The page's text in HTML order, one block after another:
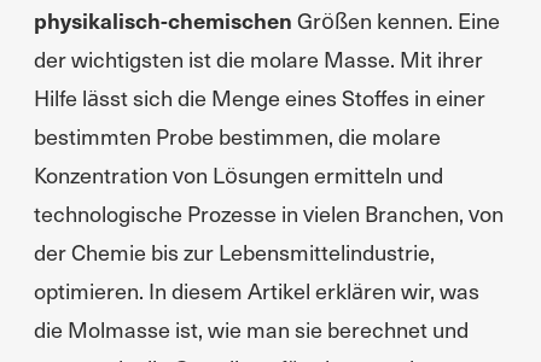
physikalisch-chemischen Größen kennen. Eine
der wichtigsten ist die molare Masse. Mit ihrer
Hilfe lässt sich die Menge eines Stoffes in einer
bestimmten Probe bestimmen, die molare
Konzentration von Lösungen ermitteln und
technologische Prozesse in vielen Branchen, von
der Chemie bis zur Lebensmittelindustrie,
optimieren. In diesem Artikel erklären wir, was
die Molmasse ist, wie man sie berechnet und